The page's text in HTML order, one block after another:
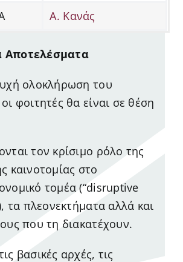
Α. Κανάς
Αποτελέσματα
ολοκλήρωση του
φοιτητές θα είναι σε θέση
τον κρίσιμο ρόλο της
καινοτομίας στο
τομέα (“disruptive
τα πλεονεκτήματα αλλά και
που τη διακατέχουν.
βασικές αρχές, τις